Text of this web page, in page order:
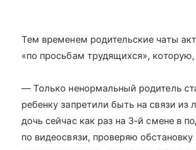
Тем временем родительские чаты
«по просьбам трудящихся»,
— Только ненормальный родитель
ребенку запретили быть на связи
дочь сейчас как раз на 3-й смене в
по видеосвязи, проверяю